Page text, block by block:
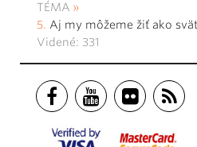
TÉMA
Aj my môžeme žiť ako
Videné: 331